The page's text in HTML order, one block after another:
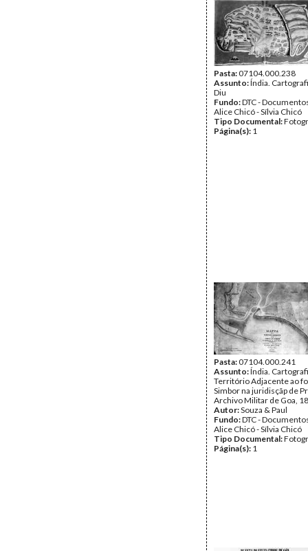
Pasta:07104.000.238
Assunto:Índia.
Diu
Fundo:DTC -
Alice Chicó - Sílvia Chicó
Tipo Documental:
Página(s): 1
Pasta:07104.000.241
Assunto:Índia.
Território Adjacente ao
Simbor na juridisçãp de
Archivo Militar de Goa,
Autor:Souza & Paul
Fundo:DTC -
Alice Chicó - Sílvia Chicó
Tipo Documental:
Página(s): 1